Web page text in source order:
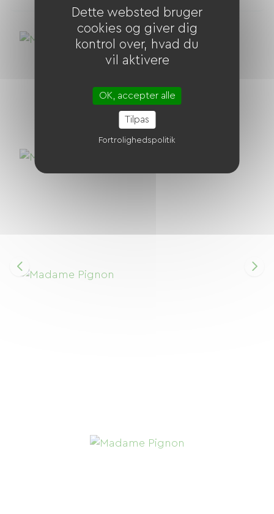
Dette websted bruger
cookies og giver dig
kontrol over, hvad du
vil aktivere
OK, accepter alle
Tilpas
Fortrolighedspolitik